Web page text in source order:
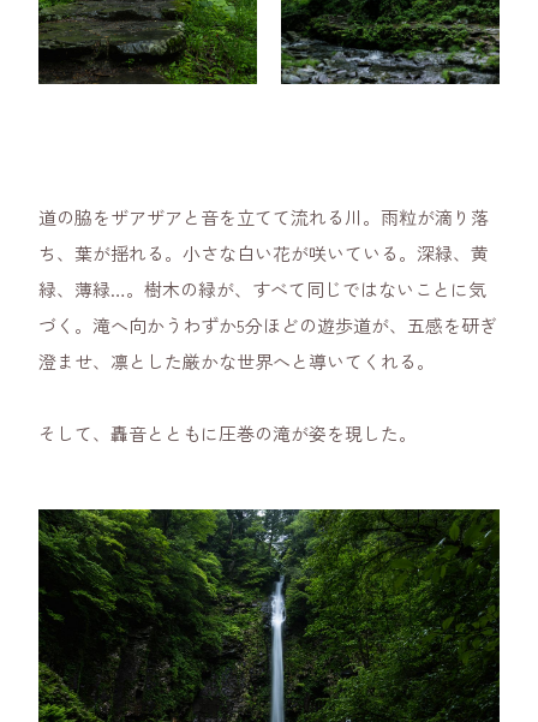
道の脇をザアザアと音を立てて流れる川。雨粒が滴り落
ち、葉が揺れる。小さな白い花が咲いている。深緑、黄
緑、薄緑…。樹木の緑が、すべて同じではないことに気
づく。滝へ向かうわずか5分ほどの遊歩道が、五感を研ぎ
澄ませ、凛とした厳かな世界へと導いてくれる。
そして、轟音とともに圧巻の滝が姿を現した。